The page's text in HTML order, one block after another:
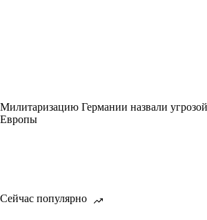
Милитаризацию Германии назвали угрозой
Европы
Сейчас популярно